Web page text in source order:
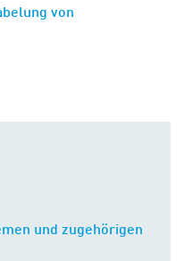
von
und zugehörigen